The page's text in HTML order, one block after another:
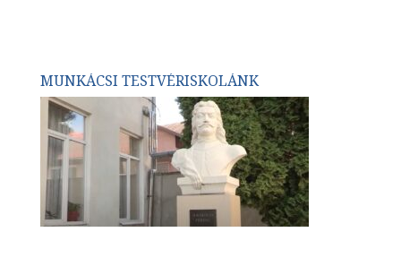
MUNKÁCSI TESTVÉRISKOLÁNK